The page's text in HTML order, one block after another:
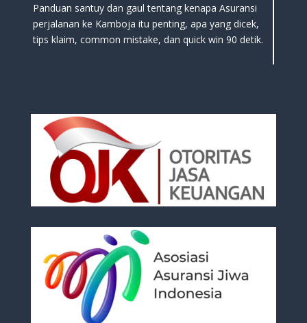
Panduan santuy dan gaul tentang kenapa Asuransi
perjalanan ke Kamboja itu penting, apa yang dicek,
tips klaim, common mistake, dan quick win 90 detik.